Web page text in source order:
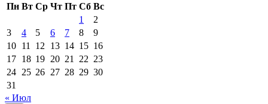
Пн Вт Ср Чт Пт Сб Вс
1
2
3
4 5 6 7 8
9
10 11 12 13 14 15 16
17 18 19 20 21 22 23
24 25 26 27 28 29 30
31
« Июл